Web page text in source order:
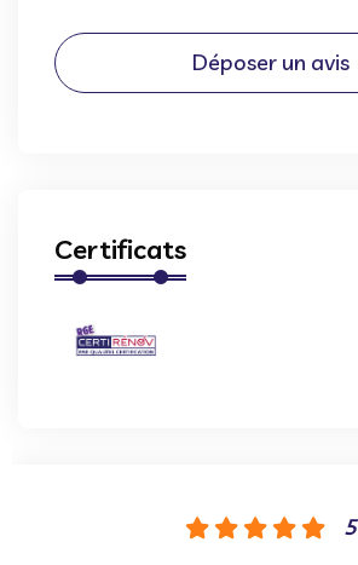
Déposer un avis
Certificats
5